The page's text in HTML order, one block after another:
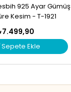
925 Ayar Gümüş
Kesim - T-1921
Sepete Ekle